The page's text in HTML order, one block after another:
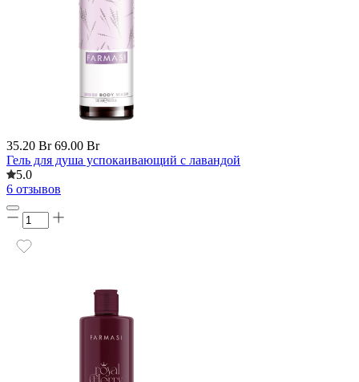
35.20 Br 69.00 Br
Гель для душа успокаивающий с лавандой
5.0
6 отзывов